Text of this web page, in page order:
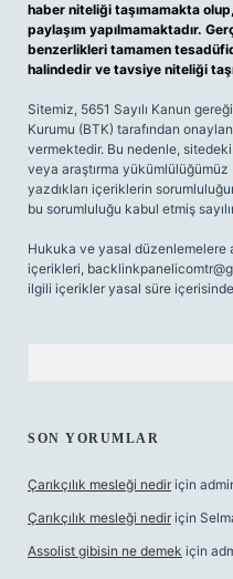
haber niteliği taşımamakta
paylaşım yapılmamaktadır.
benzerlikleri tamamen
halindedir ve tavsiye niteliği
Sitemiz, 5651 Sayılı Kanun
Kurumu (BTK) tarafından
vermektedir. Bu nedenle,
veya araştırma
yazdıkları içeriklerin
bu sorumluluğu kabul etmiş
Hukuka ve yasal düzenlemelere
içerikleri,
ilgili içerikler yasal süre
SON YORUMLAR
Çarıkçılık mesleği nedir için
Çarıkçılık mesleği nedir için
Assolist gibisin ne demek için